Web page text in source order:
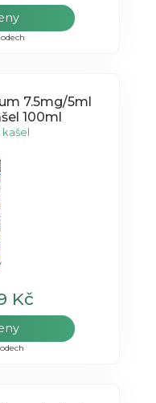
7.5mg/5ml
100ml
kašel
Kč